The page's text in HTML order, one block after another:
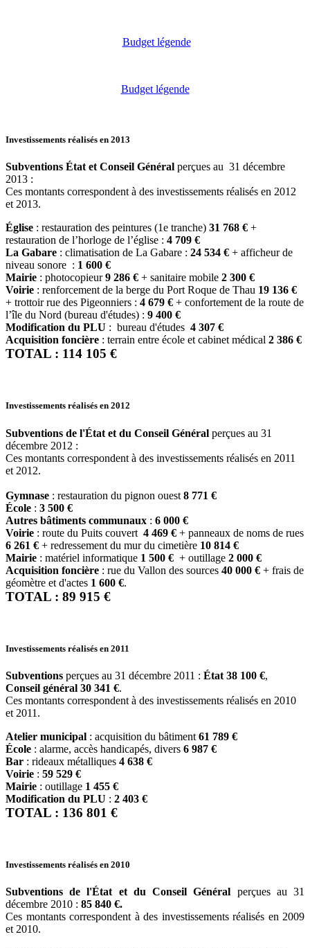
Budget légende
Budget légende
Investissements réalisés en 2013
Subventions État et Conseil Général perçues au 31 décembre
2013 :
Ces montants correspondent à des investissements réalisés en 2012
et 2013.
Église : restauration des peintures (1e tranche) 31 768 € +
restauration de l’horloge de l’église : 4 709 €
La Gabare : climatisation de La Gabare : 24 534 € + afficheur de
niveau sonore : 1 600 €
Mairie : photocopieur9 286 € + sanitaire mobile 2 300 €
Voirie : renforcement de la berge du Port Roque de Thau 19 136 €
+ trottoir rue des Pigeonniers : 4 679 € + confortement de la route de
l’île du Nord (bureau d'études) : 9 400 €
Modification du PLU : bureau d'études 4 307 €
Acquisition foncière : terrain entre école et cabinet médical 2 386 €
TOTAL : 114 105 €
Investissements réalisés en 2012
Subventions de l'État et du Conseil Général perçues au 31
décembre 2012 :
Ces montants correspondent à des investissements réalisés en 2011
et 2012.
Gymnase : restauration du pignon ouest 8 771 €
École : 3 500 €
Autres bâtiments communaux : 6 000 €
Voirie : route du Puits couvert 4 469 € + panneaux de noms de rues
6 261 € + redressement du mur du cimetière 10 814 €
Mairie : matériel informatique 1 500 € + outillage 2 000 €
Acquisition foncière : rue du Vallon des sources 40 000 € + frais de
géomètre et d'actes 1 600 €.
TOTAL : 89 915 €
Investissements réalisés en 2011
Subventions perçues au 31 décembre 2011 : État 38 100 €,
Conseil général 30 341 €.
Ces montants correspondent à des investissements réalisés en 2010
et 2011.
Atelier municipal : acquisition du bâtiment 61 789 €
École : alarme, accès handicapés, divers 6 987 €
Bar : rideaux métalliques 4 638 €
Voirie : 59 529 €
Mairie : outillage 1 455 €
Modification du PLU : 2 403 €
TOTAL : 136 801 €
Investissements réalisés en 2010
Subventions de l'État et du Conseil Général perçues au 31
décembre 2010 : 85 840 €.
Ces montants correspondent à des investissements réalisés en 2009
et 2010.